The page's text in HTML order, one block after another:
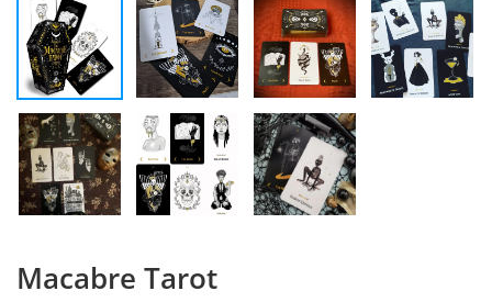
Macabre Tarot